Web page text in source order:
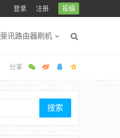
登录 注册 投稿
斐讯路由器刷机
搜索